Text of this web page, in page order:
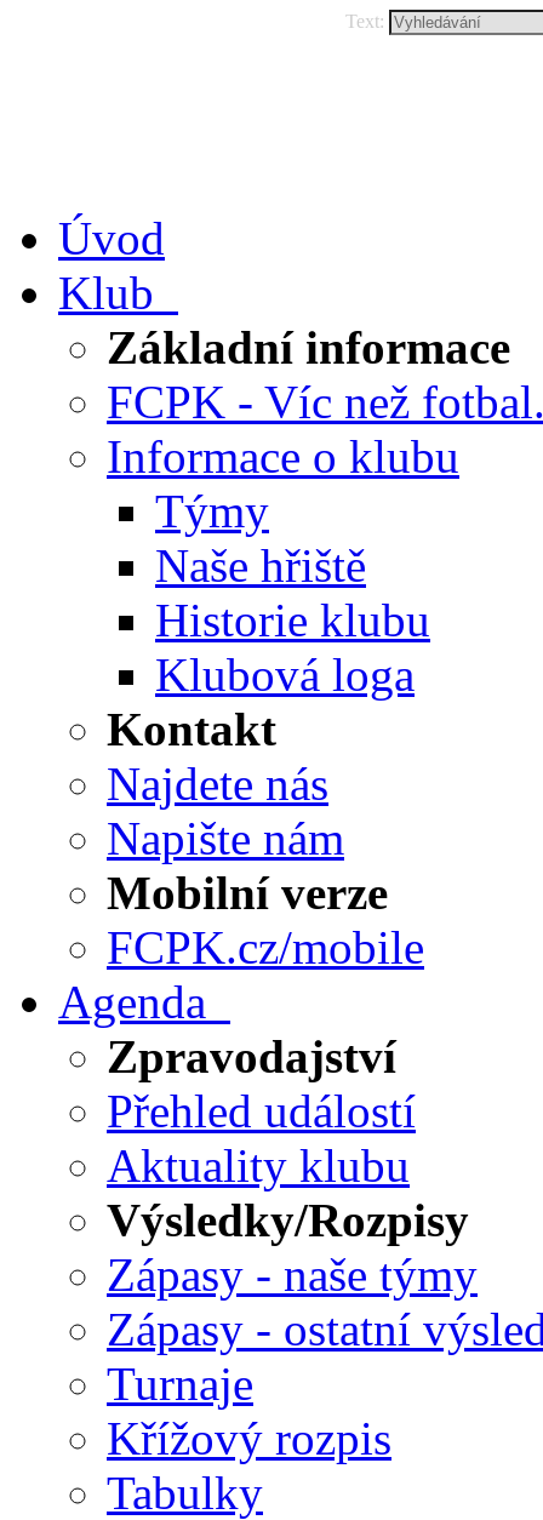
Text:
Úvod
Klub
Základní informace
FCPK - Víc než
Informace o klubu
Týmy
Naše hřiště
Historie klubu
Klubová loga
Kontakt
Najdete nás
Napište nám
Mobilní verze
FCPK.cz/mobile
Agenda
Zpravodajství
Přehled událostí
Aktuality klubu
Výsledky/Rozpisy
Zápasy - naše týmy
Zápasy - ostatní
Turnaje
Křížový rozpis
Tabulky